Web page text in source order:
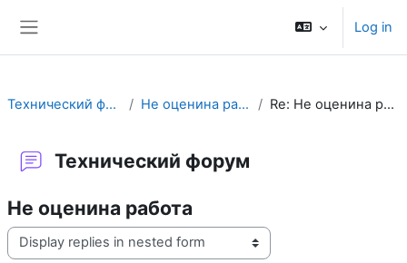
Log in
Технический форум Не оценина работа Re: Не оценина работа
Технический форум
Не оценина работа
Display mode